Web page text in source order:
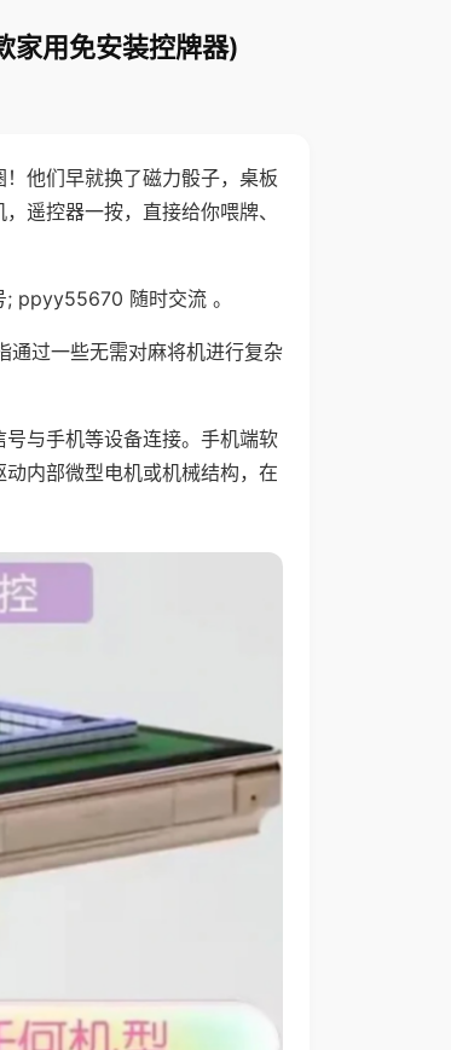
家用免安装控牌器)
他们早就换了磁力骰子，桌板
遥控器一按，直接给你喂牌、
ppyy55670 随时交流 。
通过一些无需对麻将机进行复杂
与手机等设备连接。手机端软
内部微型电机或机械结构，在